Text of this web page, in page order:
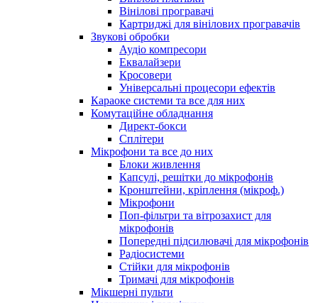
Вінілові програвачі
Картриджі для вінілових програвачів
Звукові обробки
Аудіо компресори
Еквалайзери
Кросовери
Універсальні процесори ефектів
Караоке системи та все для них
Комутаційне обладнання
Директ-бокси
Сплітери
Мікрофони та все до них
Блоки живлення
Капсулі, решітки до мікрофонів
Кронштейни, кріплення (мікроф.)
Мікрофони
Поп-фільтри та вітрозахист для
мікрофонів
Попередні підсилювачі для мікрофонів
Радіосистеми
Стійки для мікрофонів
Тримачі для мікрофонів
Мікшерні пульти